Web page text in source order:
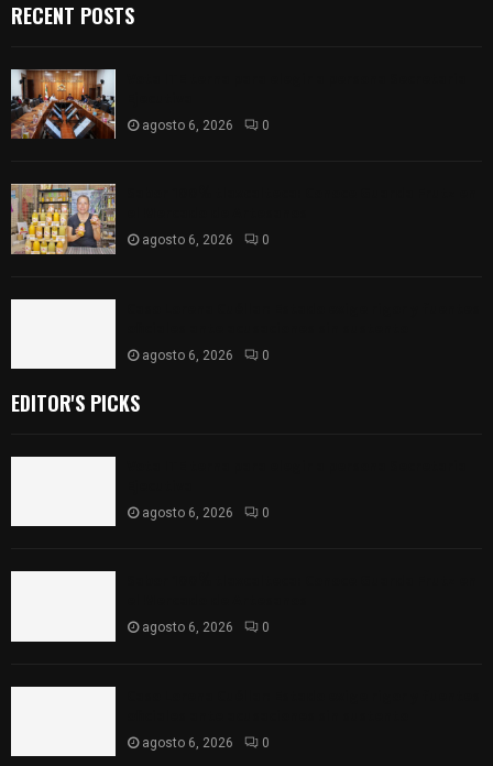
RECENT POSTS
agosto 6, 2026 0
agosto 6, 2026 0
agosto 6, 2026 0
EDITOR'S PICKS
agosto 6, 2026 0
agosto 6, 2026 0
agosto 6, 2026 0